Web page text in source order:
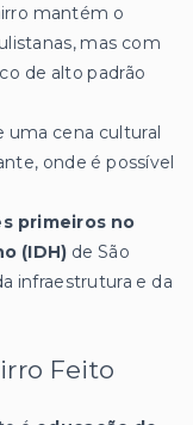
mantém o
mas com
de alto padrão
uma cena cultural
onde é possível
primeiros no
(IDH) de São
infraestrutura e da
Feito